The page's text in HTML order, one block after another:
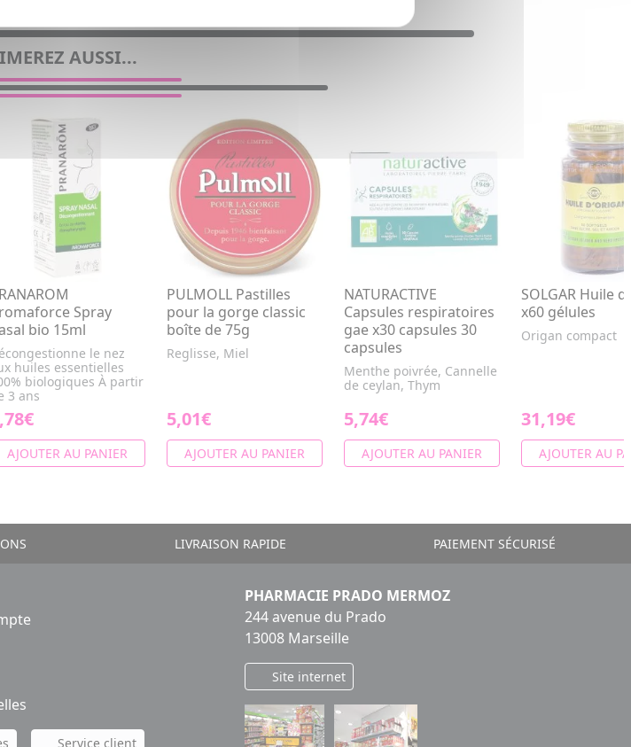
AUSSI...
Spray
bio 15ml
le nez
huiles essentielles
biologiques À partir
3 ans
AJOUTER AU PANIER
PULMOLL Pastilles
pour la gorge classic
boîte de 75g
Reglisse, Miel
5,01€
AJOUTER AU PANIER
NATURACTIVE
Capsules respiratoires
gae x30 capsules 30
capsules
Menthe poivrée, Cannelle
de ceylan, Thym
5,74€
AJOUTER AU PANIER
SOLGAR Huile
x60 gélules
Origan compact
31,19€
AJOUTER AU
LIVRAISON RAPIDE PAIEMENT SÉCURISÉ
Service client
PHARMACIE PRADO MERMOZ
244 avenue du Prado
13008 Marseille
Site internet